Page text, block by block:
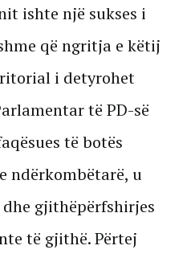
ishte një sukses i
që ngritja e këtij
i detyrohet
të PD-së
të botës
ndërkombëtarë, u
gjithëpërfshirjes
të gjithë. Përtej